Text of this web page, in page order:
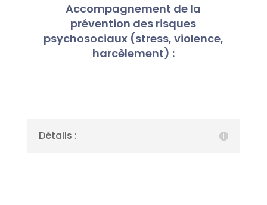
Accompagnement de la
prévention des risques
psychosociaux (stress, violence,
harcèlement) :
Détails :